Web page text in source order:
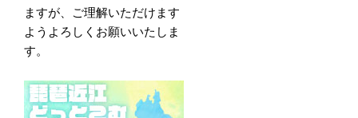
ますが、ご理解いただけます
ようよろしくお願いいたしま
す。